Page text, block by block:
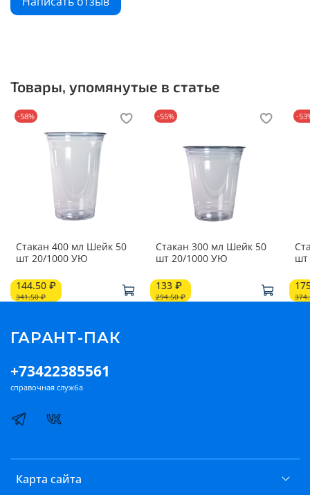
Товары, упомянутые в статье
-58%
Стакан 400 мл Шейк 50
шт 20/1000 УЮ
144.50 ₽
341.50 ₽
-55%
Стакан 300 мл Шейк 50
шт 20/1000 УЮ
133 ₽
294.50 ₽
-
Карта сайта
+73422385561
справочная служба
ГАРАНТ-ПАК